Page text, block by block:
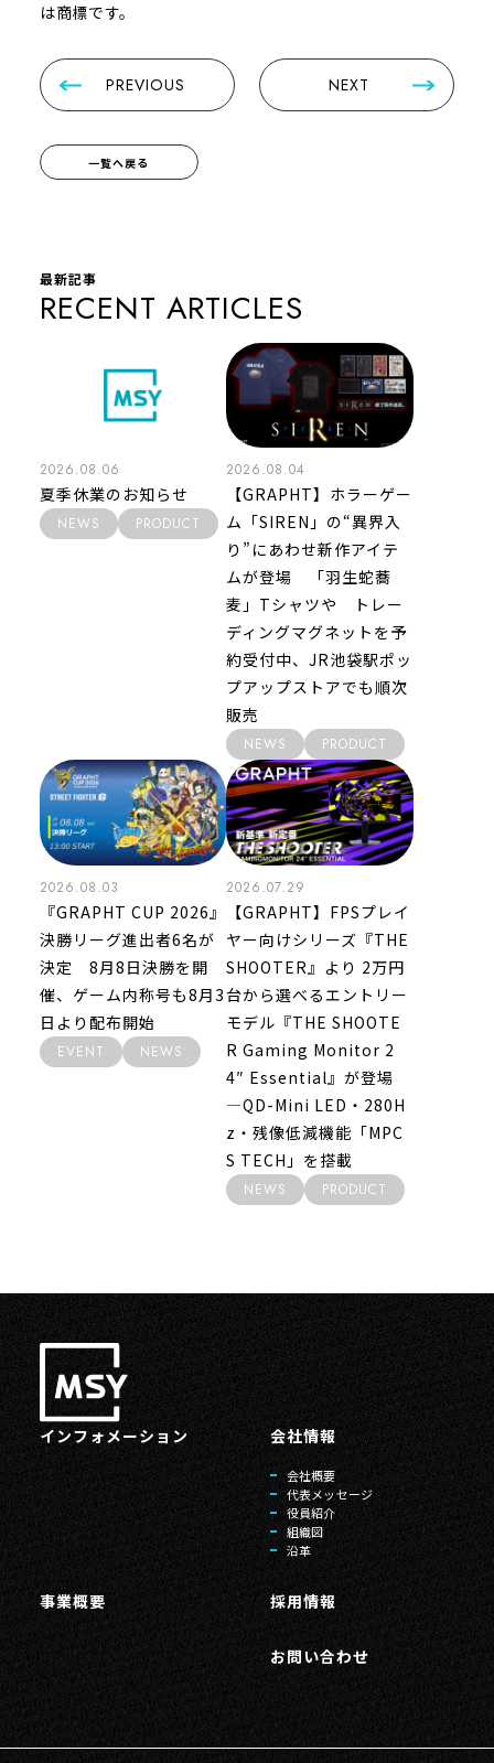
は商標です。
PREVIOUS NEXT
一覧へ戻る
最新記事
RECENT ARTICLES
2026.08.06
夏季休業のお知らせ
NEWS PRODUCT
2026.08.04
【GRAPHT】ホラーゲー
ム「SIREN」の“異界入
り”にあわせ新作アイテ
ムが登場 「羽生蛇蕎
麦」Tシャツや トレー
ディングマグネットを予
約受付中、JR池袋駅ポッ
プアップストアでも順次
販売
NEWS PRODUCT
2026.08.03
『GRAPHT CUP 2026』
決勝リーグ進出者6名が
決定 8月8日決勝を開
催、ゲーム内称号も8月3
日より配布開始
EVENT NEWS
2026.07.29
【GRAPHT】FPSプレイ
ヤー向けシリーズ『THE
SHOOTER』より 2万円
台から選べるエントリー
モデル『THE SHOOTE
R Gaming Monitor 2
4″ Essential』が登場
―QD-Mini LED・280H
z・残像低減機能「MPC
S TECH」を搭載
NEWS PRODUCT
インフォメーション 会社情報
会社概要
代表メッセージ
役員紹介
組織図
沿革
事業概要 採用情報
お問い合わせ